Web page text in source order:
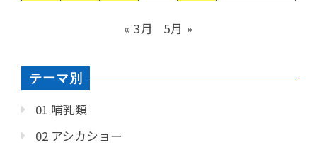
« 3月 5月 »
テーマ別
01 哺乳類
02 アシカショー